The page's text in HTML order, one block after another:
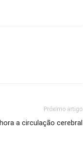
Próximo artigo
a circulação cerebral